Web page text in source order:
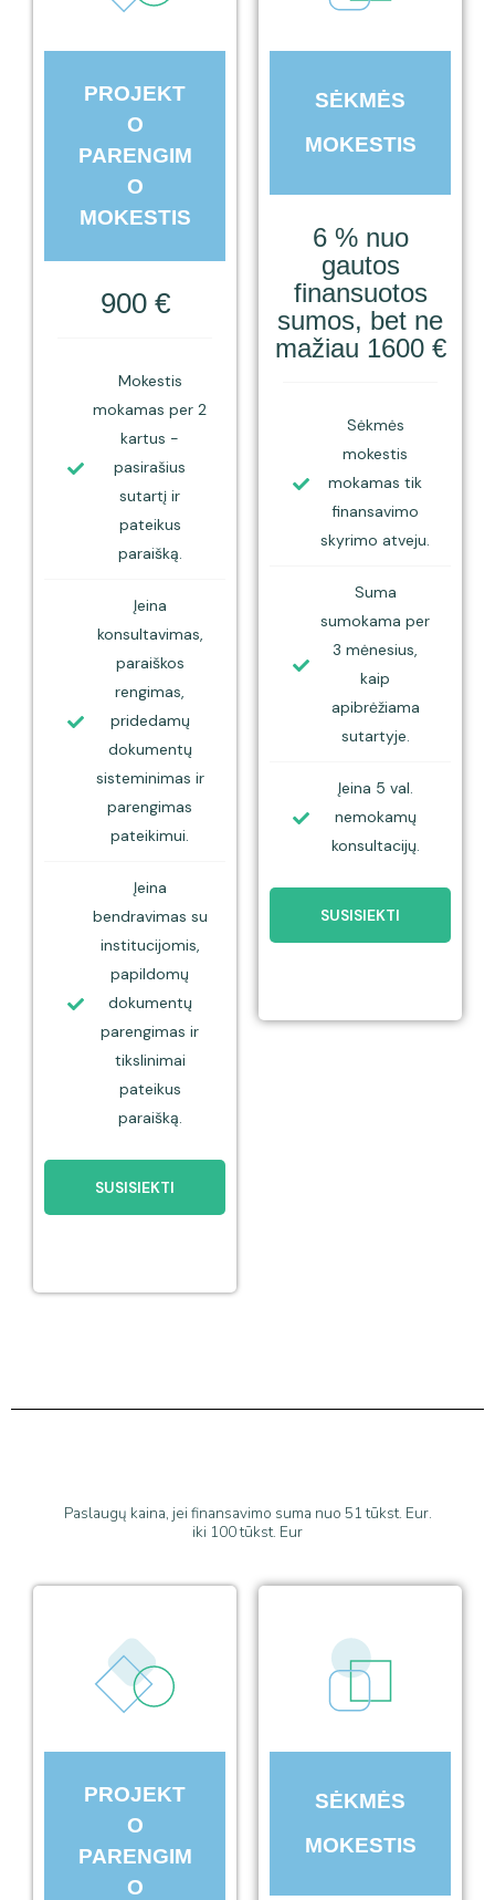
PROJEKT
O
PARENGIM
O
MOKESTIS
900 €
Mokestis
mokamas per 2
kartus -
pasirašius
sutartį ir
pateikus
paraišką.
Įeina
konsultavimas,
paraiškos
rengimas,
pridedamų
dokumentų
sisteminimas ir
parengimas
pateikimui.
Įeina
bendravimas su
institucijomis,
papildomų
dokumentų
parengimas ir
tikslinimai
pateikus
paraišką.
SUSISIEKTI
SĖKMĖS
MOKESTIS
6 % nuo
gautos
finansuotos
sumos, bet ne
mažiau 1600 €
Sėkmės
mokestis
mokamas tik
finansavimo
skyrimo atveju.
Suma
sumokama per
3 mėnesius,
kaip
apibrėžiama
sutartyje.
Įeina 5 val.
nemokamų
konsultacijų.
SUSISIEKTI
Paslaugų kaina, jei finansavimo suma nuo 51 tūkst. Eur.
iki 100 tūkst. Eur
PROJEKT
O
PARENGIM
O
SĖKMĖS
MOKESTIS